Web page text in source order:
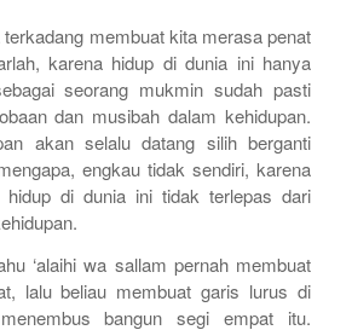
terkadang membuat kita merasa penat
karena hidup di dunia ini hanya
seorang mukmin sudah pasti
dan musibah dalam kehidupan.
akan selalu datang silih berganti
engkau tidak sendiri, karena
hidup di dunia ini tidak terlepas dari
‘alaihi wa sallam pernah membuat
lalu beliau membuat garis lurus di
bangun segi empat itu.